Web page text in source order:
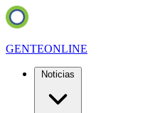
GENTEONLINE
Noticias